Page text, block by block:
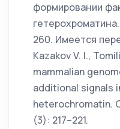
формировании
260. Имеется
Kazakov V. I.,
mammalian
additional signals
heterochromatin.
(3): 217–221.